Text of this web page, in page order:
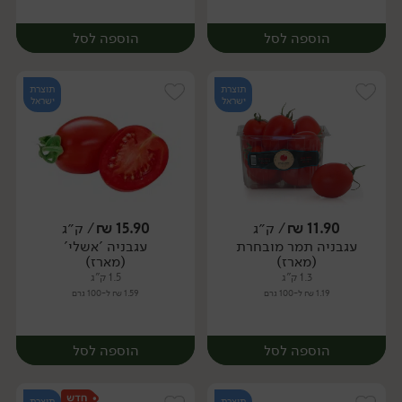
הוספה לסל
יח׳ ק״ג
הוספה לסל
מארז
תוצרת
ישראל
11.90
₪/ ק״ג
עגבניה תמר מובחרת
(מארז)
1.3 ק"ג
1.19 ₪ ל-100 גרם
הוספה לסל
תוצרת
ישראל
15.90
₪/ ק״ג
עגבניה 'אשלי'
(מארז)
1.5 ק"ג
1.59 ₪ ל-100 גרם
הוספה לסל